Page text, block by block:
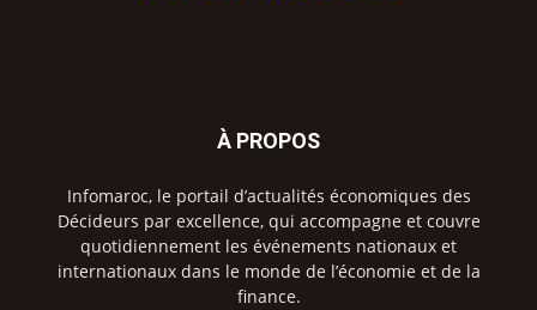
À PROPOS
Infomaroc, le portail d’actualités économiques des
Décideurs par excellence, qui accompagne et couvre
quotidiennement les événements nationaux et
internationaux dans le monde de l’économie et de la
finance.